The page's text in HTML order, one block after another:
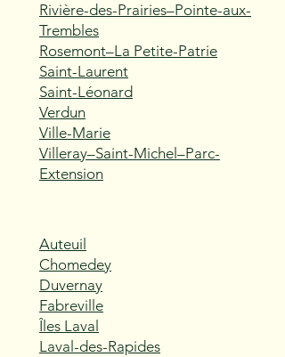
Rivière-des-Prairies–Pointe-aux-
Trembles
Rosemont–La Petite-Patrie
Saint-Laurent
Saint-Léonard
Verdun
Ville-Marie
Villeray–Saint-Michel–Parc-
Extension
Auteuil
Chomedey
Duvernay
Fabreville
Îles Laval
Laval-des-Rapides